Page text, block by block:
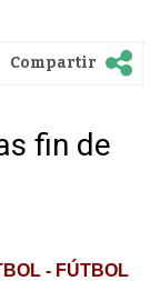
Compartir
fin de
- FÚTBOL